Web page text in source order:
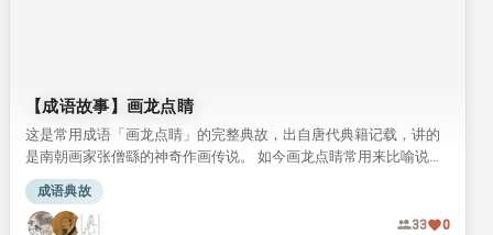
【成语故事】画龙点睛
这是常用成语「画龙点睛」的完整典故，出自唐代典籍记载，讲的
是南朝画家张僧繇的神奇作画传说。 如今画龙点睛常用来比喻说
话、写文章时在关键处点明主旨，让内容更传神有力。
成语典故
33 0